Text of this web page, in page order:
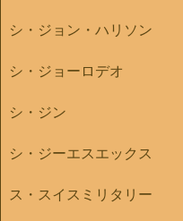
シ・ジョン・ハリソン
シ・ジョーロデオ
シ・ジン
シ・ジーエスエックス
ス・スイスミリタリー